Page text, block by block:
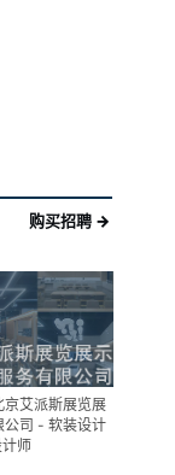
购买招聘 →
京艾派斯展览展
公司 - 软装设计
师